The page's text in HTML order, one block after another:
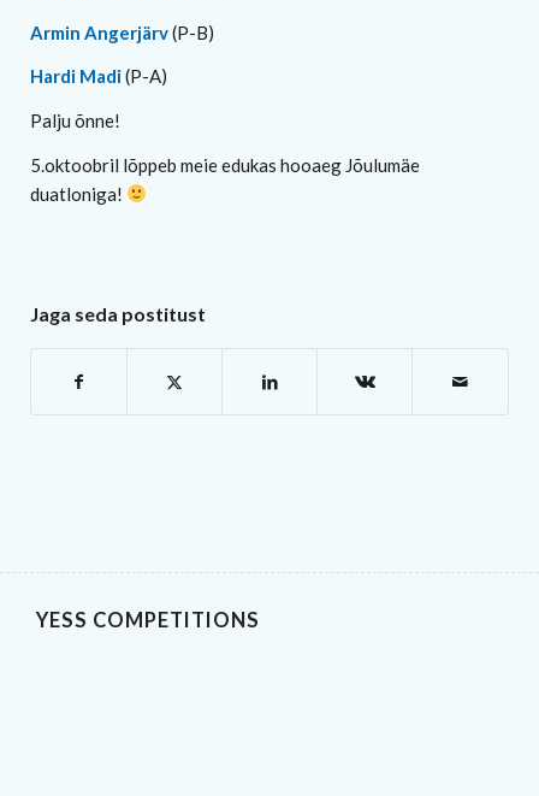
Armin Angerjärv(P-B)
Hardi Madi(P-A)
Palju õnne!
5.oktoobril lõppeb meie edukas hooaeg Jõulumäe
duatloniga!
Jaga seda postitust
YESS COMPETITIONS